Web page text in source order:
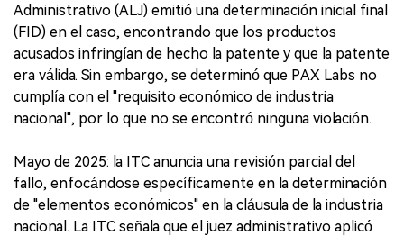
Administrativo (ALJ) emitió una determinación inicial final
(FID) en el caso, encontrando que los productos
acusados infringían de hecho la patente y que la patente
era válida. Sin embargo, se determinó que PAX Labs no
cumplía con el "requisito económico de industria
nacional", por lo que no se encontró ninguna violación.
Mayo de 2025: la ITC anuncia una revisión parcial del
fallo, enfocándose específicamente en la determinación
de "elementos económicos" en la cláusula de la industria
nacional. La ITC señala que el juez administrativo aplicó